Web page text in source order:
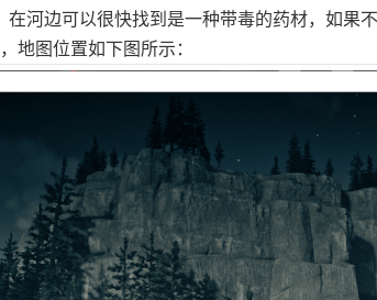
在河边可以很快找到是一种带毒的药材，如
地图位置如下图所示：